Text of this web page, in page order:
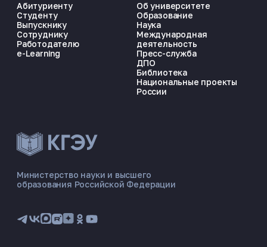
ЭНЕРГОКОД — ПОМОЩНИК КГЭУ
📋 Приёмная комиссия
🏠 Общежитие
Министерство науки и высшего
образования Российской Федерации
Абитуриенту
Студенту
Выпускнику
Сотруднику
Работодателю
e-Learning
Об университете
Образование
Наука
Международная
деятельность
Пресс-служба
ДПО
Библиотека
Национальные проекты
России